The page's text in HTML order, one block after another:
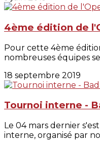
4ème édition de
Pour cette 4ème
nombreuses équipes
18 septembre 2019
Tournoi interne -
Le 04 mars dernier
interne, organisé par